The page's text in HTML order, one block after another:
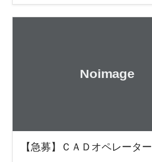
【急募】ＣＡＤオペレーター